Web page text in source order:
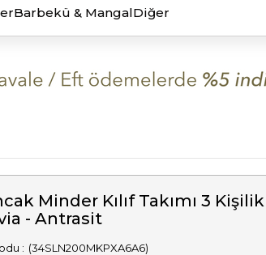
Barbekü & MangalDiğer
Minder Kılıf Takımı 3
- Antrasit
(34SLN200MKPXA6A6)